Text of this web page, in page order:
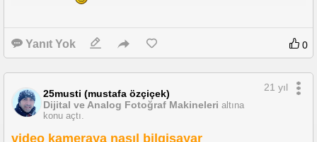
Yanıt Yok 0
25musti (mustafa özçiçek)
Dijital ve Analog Fotoğraf Makineleri altına
konu açtı.
21 yıl
video kameraya nasıl bilgisayar